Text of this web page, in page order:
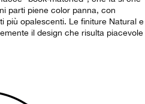
parti piene color panna, con
più opalescenti. Le finiture Natural e
il design che risulta piacevole